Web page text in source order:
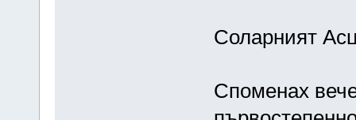
Соларният
Споменах